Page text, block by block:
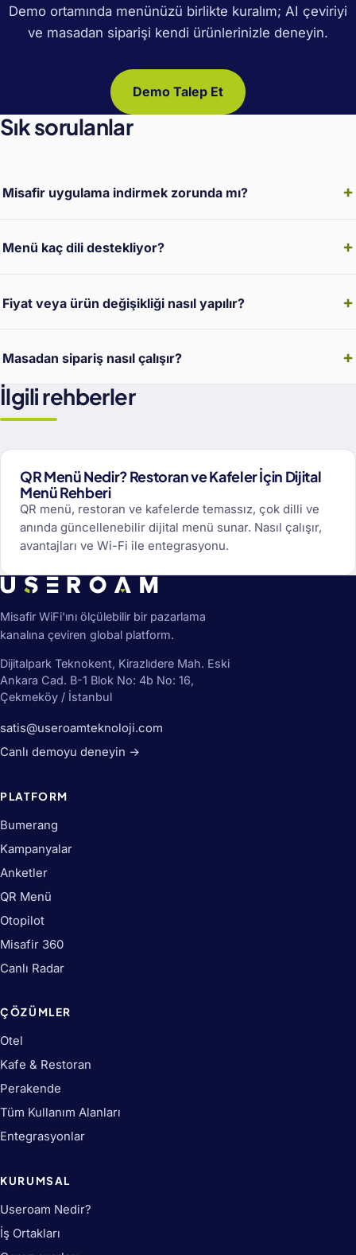
Demo ortamında menünüzü birlikte kuralım; AI çeviriyi
ve masadan siparişi kendi ürünlerinizle deneyin.
Demo Talep Et
Sık sorulanlar
Misafir uygulama indirmek zorunda mı?
Menü kaç dili destekliyor?
Fiyat veya ürün değişikliği nasıl yapılır?
Masadan sipariş nasıl çalışır?
İlgili rehberler
QR Menü Nedir? Restoran ve Kafeler İçin Dijital
Menü Rehberi
QR menü, restoran ve kafelerde temassız, çok dilli ve
anında güncellenebilir dijital menü sunar. Nasıl çalışır,
avantajları ve Wi-Fi ile entegrasyonu.
Misafir WiFi'ını ölçülebilir bir pazarlama
kanalına çeviren global platform.
Dijitalpark Teknokent, Kirazlıdere Mah. Eski
Ankara Cad. B-1 Blok No: 4b No: 16,
Çekmeköy / İstanbul
satis@useroamteknoloji.com
Canlı demoyu deneyin →
PLATFORM
Bumerang
Kampanyalar
Anketler
QR Menü
Otopilot
Misafir 360
Canlı Radar
ÇÖZÜMLER
Otel
Kafe & Restoran
Perakende
Tüm Kullanım Alanları
Entegrasyonlar
KURUMSAL
Useroam Nedir?
İş Ortakları